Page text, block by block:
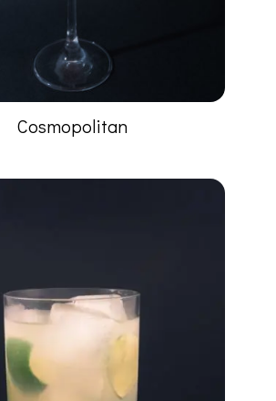
Cosmopolitan